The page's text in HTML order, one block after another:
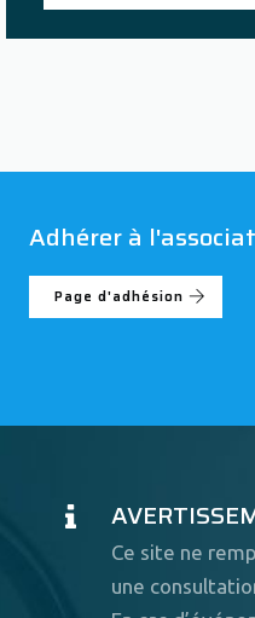
Adhérer à
Page d'adhésion
Ce site ne
une